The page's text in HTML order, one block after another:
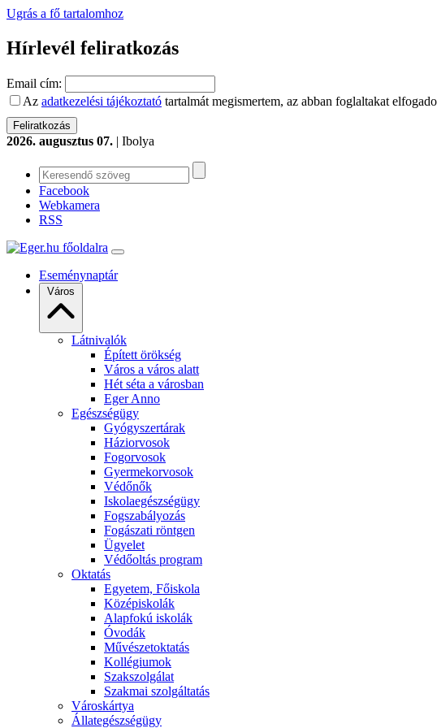
Ugrás a fő tartalomhoz
Hírlevél feliratkozás
Email cím:
Az adatkezelési tájékoztató tartalmát megismertem, az abban foglaltakat
2026. augusztus 07. | Ibolya
Facebook
Webkamera
RSS
Eseménynaptár
Város
Látnivalók
Épített örökség
Város a város alatt
Hét séta a városban
Eger Anno
Egészségügy
Gyógyszertárak
Háziorvosok
Fogorvosok
Gyermekorvosok
Védőnők
Iskolaegészségügy
Fogszabályozás
Fogászati röntgen
Ügyelet
Védőoltás program
Oktatás
Egyetem, Főiskola
Középiskolák
Alapfokú iskolák
Óvodák
Művészetoktatás
Kollégiumok
Szakszolgálat
Szakmai szolgáltatás
Városkártya
Állategészségügy